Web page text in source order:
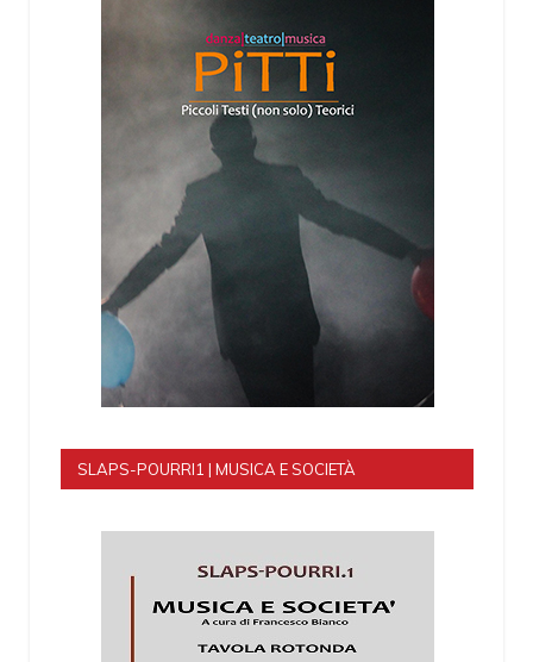
SLAPS-POURRI1 | MUSICA E SOCIETÀ